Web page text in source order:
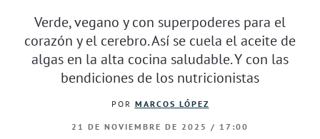
Verde, vegano y con superpoderes para el
corazón y el cerebro. Así se cuela el aceite de
algas en la alta cocina saludable. Y con las
bendiciones de los nutricionistas
POR MARCOS LÓPEZ
21 DE NOVIEMBRE DE 2025 / 17:00